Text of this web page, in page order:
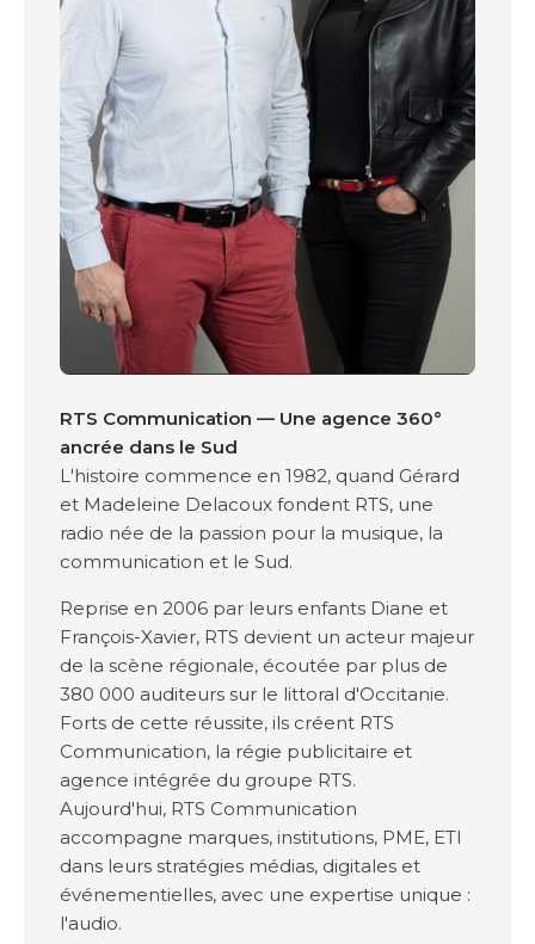
RTS Communication — Une agence 360°
ancrée dans le Sud
L'histoire commence en 1982, quand Gérard
et Madeleine Delacoux fondent RTS, une
radio née de la passion pour la musique, la
communication et le Sud.
Reprise en 2006 par leurs enfants Diane et
François-Xavier, RTS devient un acteur majeur
de la scène régionale, écoutée par plus de
380 000 auditeurs sur le littoral d'Occitanie.
Forts de cette réussite, ils créent RTS
Communication, la régie publicitaire et
agence intégrée du groupe RTS.
Aujourd'hui, RTS Communication
accompagne marques, institutions, PME, ETI
dans leurs stratégies médias, digitales et
événementielles, avec une expertise unique :
l'audio.